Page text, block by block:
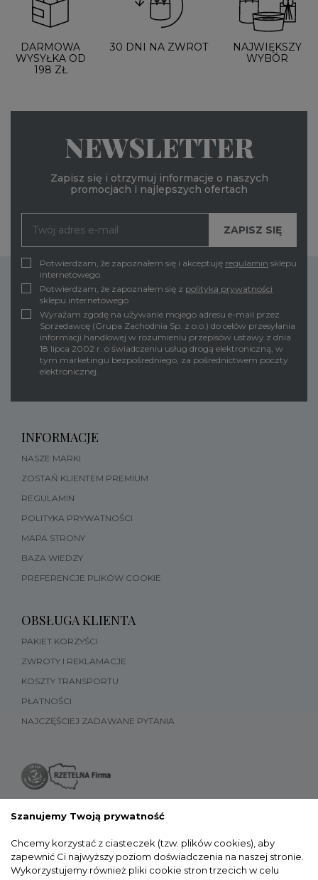
DARMOWA
WYSYŁKA OD
198 ZŁ
30 DNI NA ZWROT
NAJWIĘKSZY
WYBÓR
NEWSLETTER
Zapisz się i otrzymuj informacje o naszych
promocjach i najlepszych ofertach
Potwierdzam, że zapoznałem się i akceptuję regulamin sklepu
internetowego.
Potwierdzam, że zapoznałem się z polityką prywatności
sklepu internetowego
Wyrażam zgodę na używanie mojego adresu e-mail przez
Sprzedawcę (Grupa Zachodnia Sp. z o.o.) do celów przesyłania
informacji handlowej w rozumieniu przepisów ustawy z dnia
18 lipca 2002 r. o świadczeniu usług drogą elektroniczną, w
tym marketingu bezpośredniego, za pośrednictwem poczty
elektronicznej.
INFORMACJE
NASZE MARKI
ZOSTAŃ KLIENTEM PREMIUM
REGULAMIN
POLITYKA PRYWATNOŚCI
MAPA STRONY
BAZA WIEDZY
PREFERENCJE PLIKÓW COOKIE
OBSŁUGA KLIENTA
PAKIET KORZYŚCI
ZWROTY I REKLAMACJE
KOSZTY TRANSPORTU
PŁATNOŚCI
NAJCZĘŚCIEJ ZADAWANE PYTANIA
Szanujemy Twoją prywatność
Chcemy korzystać z ciasteczek (tzw. plików cookies), aby
zapewnić Ci najwyższy poziom doświadczenia na naszej stronie.
Wykorzystujemy również pliki cookie stron trzecich w celu